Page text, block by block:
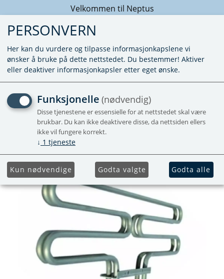
Velkommen til Neptus
VARMEELEMENT
ULTRAHEAT
PERSONVERN
Her kan du vurdere og tilpasse informasjonkapslene vi
ønsker å bruke på dette nettstedet. Du bestemmer! Aktiver
eller deaktiver informasjonkapsler etter eget ønske.
Funksjonelle (nødvendig)
Disse tjenestene er essensielle for at nettstedet skal være
brukbar. Du kan ikke deaktivere disse, da nettsiden ellers
ikke vil fungere korrekt.
↓ 1 tjeneste
Kun nødvendige Godta valgte Godta alle